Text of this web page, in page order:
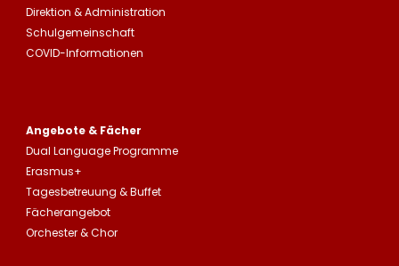
Direktion & Administration
Schulgemeinschaft
COVID-Informationen
Angebote & Fächer
Dual Language Programme
Erasmus+
Tagesbetreuung &Buffet
Fächerangebot
Orchester & Chor